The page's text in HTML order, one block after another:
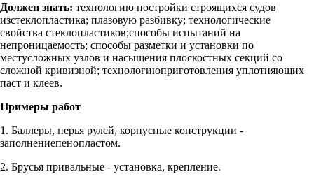
Должен знать: технологию постройки строящихся судов
изстеклопластика; плазовую разбивку; технологические
свойства стеклопластиков;способы испытаний на
непроницаемость; способы разметки и установки по
местусложных узлов и насыщения плоскостных секций со
сложной кривизной; технологиюприготовления уплотняющих
паст и клеев.
Примеры работ
1. Баллеры, перья рулей, корпусные конструкции -
заполнениепенопластом.
2. Брусья привальные - установка, крепление.